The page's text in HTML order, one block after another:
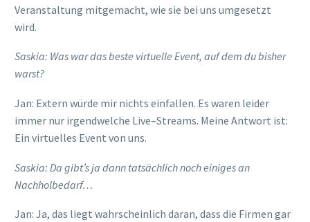
Veranstaltung mitgemacht, wie sie bei uns umgesetzt
wird.
Saskia: Was wardas beste virtuelle Event, auf dem du bisher
warst?
Jan: Extern würde mir nichts einfallen. Es waren leider
immer nur irgendwelche Live–Streams. Meine Antwort ist:
Ein virtuelles Event von uns.
Saskia: Da gibt’s ja dann tatsächlich noch einiges an
Nachholbedarf…
Jan: Ja, das liegt wahrscheinlich daran, dass die Firmen gar